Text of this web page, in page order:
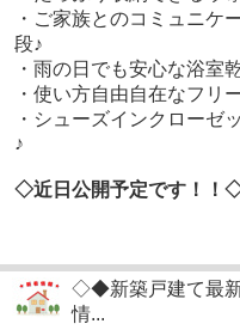
・ご家族とのコミュニケ
段♪
・雨の日でも安心な浴室
・使い方自由自在なフリ
・シューズインクローゼ
♪
◇近日公開予定です！！
◇◆新築戸建て最
情...